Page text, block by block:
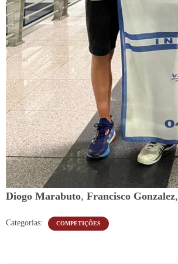
Diogo Marabuto, Francisco Gonzalez,
Categorias: COMPETIÇÕES